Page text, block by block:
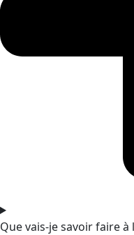
Que vais-je savoir faire